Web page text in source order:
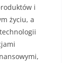
i
życiu, a